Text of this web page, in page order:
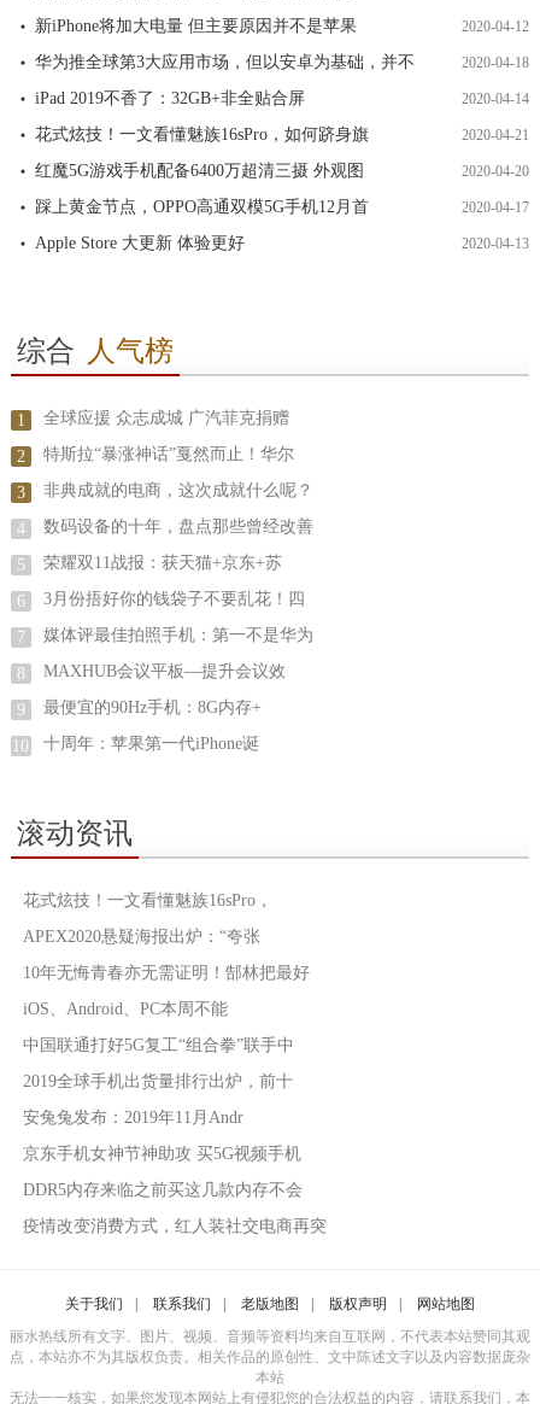
新iPhone将加大电量 但主要原因并不是苹果 2020-04-12
华为推全球第3大应用市场，但以安卓为基础，并不 2020-04-18
iPad 2019不香了：32GB+非全贴合屏 2020-04-14
花式炫技！一文看懂魅族16sPro，如何跻身旗 2020-04-21
红魔5G游戏手机配备6400万超清三摄 外观图 2020-04-20
踩上黄金节点，OPPO高通双模5G手机12月首 2020-04-17
Apple Store 大更新 体验更好 2020-04-13
综合 人气榜
1 全球应援 众志成城 广汽菲克捐赠
2 特斯拉“暴涨神话”戛然而止！华尔
3 非典成就的电商，这次成就什么呢？
4 数码设备的十年，盘点那些曾经改善
5 荣耀双11战报：获天猫+京东+苏
6 3月份捂好你的钱袋子不要乱花！四
7 媒体评最佳拍照手机：第一不是华为
8 MAXHUB会议平板—提升会议效
9 最便宜的90Hz手机：8G内存+
10 十周年：苹果第一代iPhone诞
滚动资讯
花式炫技！一文看懂魅族16sPro，
APEX2020悬疑海报出炉：“夸张
10年无悔青春亦无需证明！郜林把最好
iOS、Android、PC本周不能
中国联通打好5G复工“组合拳”联手中
2019全球手机出货量排行出炉，前十
安兔兔发布：2019年11月Andr
京东手机女神节神助攻 买5G视频手机
DDR5内存来临之前买这几款内存不会
疫情改变消费方式，红人装社交电商再突
关于我们 联系我们 老版地图 版权声明
网站地图
丽水热线所有文字、图片、视频、音频等资料均来自互联网，不代表本站赞同其观
点，本站亦不为其版权负责。相关作品的原创性、文中陈述文字以及内容数据庞杂
本站
无法一一核实，如果您发现本网站上有侵犯您的合法权益的内容，请联系我们，本